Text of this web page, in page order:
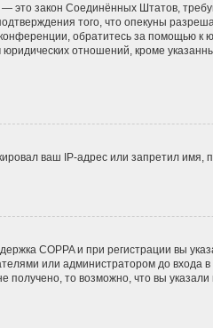
это закон Соединённых Штатов,
того, что опекуны
обратитесь за помощью к
отношений, кроме
ваш IP-адрес или запретил имя,
COPPA и при регистрации вы
или администратором до входа
то возможно, что вы